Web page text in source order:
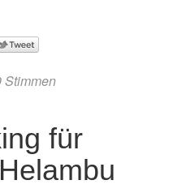
Stimmen
für